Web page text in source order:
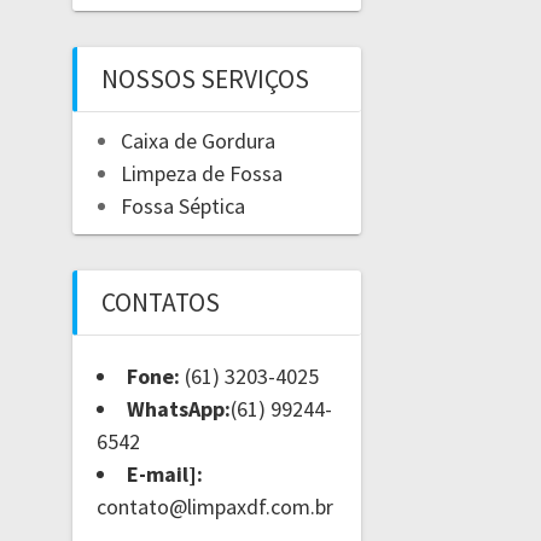
NOSSOS SERVIÇOS
Caixa de Gordura
Limpeza de Fossa
Fossa Séptica
CONTATOS
Fone: (61) 3203-4025
WhatsApp:(61) 99244-
6542
E-mail]:
contato@limpaxdf.com.br